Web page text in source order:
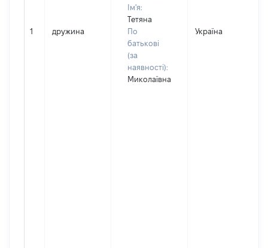
1 дружина
Ім'я:
Тетяна
По
батькові
(за
наявності):
Миколаївна
Україна